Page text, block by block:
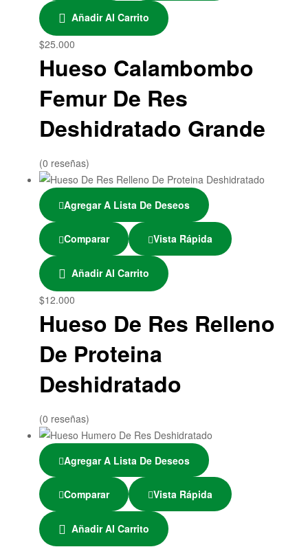
Añadir Al Carrito
$25.000
Hueso Calambombo
Femur De Res
Deshidratado Grande
(0 reseñas)
Agregar A Lista De Deseos
Comparar Vista Rápida
Añadir Al Carrito
$12.000
Hueso De Res Relleno
De Proteina
Deshidratado
(0 reseñas)
Agregar A Lista De Deseos
Comparar Vista Rápida
Añadir Al Carrito